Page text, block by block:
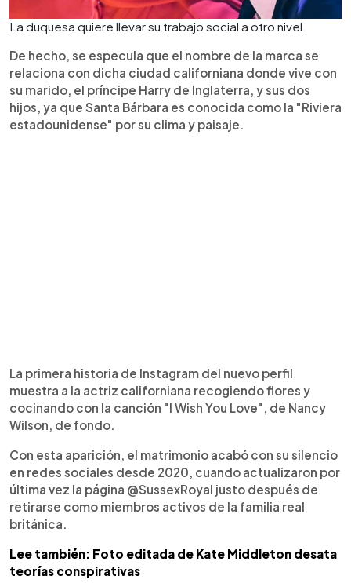
La duquesa quiere llevar su trabajo social a otro nivel.
De hecho, se especula que el nombre de la marca se
relaciona con dicha ciudad californiana donde vive con
su marido, el príncipe Harry de Inglaterra, y sus dos
hijos, ya que Santa Bárbara es conocida como la "Riviera
estadounidense" por su clima y paisaje.
La primera historia de Instagram del nuevo perfil
muestra a la actriz californiana recogiendo flores y
cocinando con la canción "I Wish You Love", de Nancy
Wilson, de fondo.
Con esta aparición, el matrimonio acabó con su silencio
en redes sociales desde 2020, cuando actualizaron por
última vez la página @SussexRoyal justo después de
retirarse como miembros activos de la familia real
británica.
Lee también: Foto editada de Kate Middleton desata
teorías conspirativas